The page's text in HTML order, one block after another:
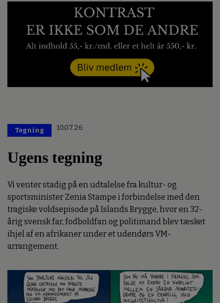
Tegning 10.07.26
Ugens tegning
Vi venter stadig på en udtalelse fra kultur- og
sportsminister Zenia Stampe i forbindelse med den
tragiske voldsepisode på Islands Brygge, hvor en 32-
årig svensk far, fodboldfan og politimand blev tæsket
ihjel af en afrikaner under et udendørs VM-
arrangement.